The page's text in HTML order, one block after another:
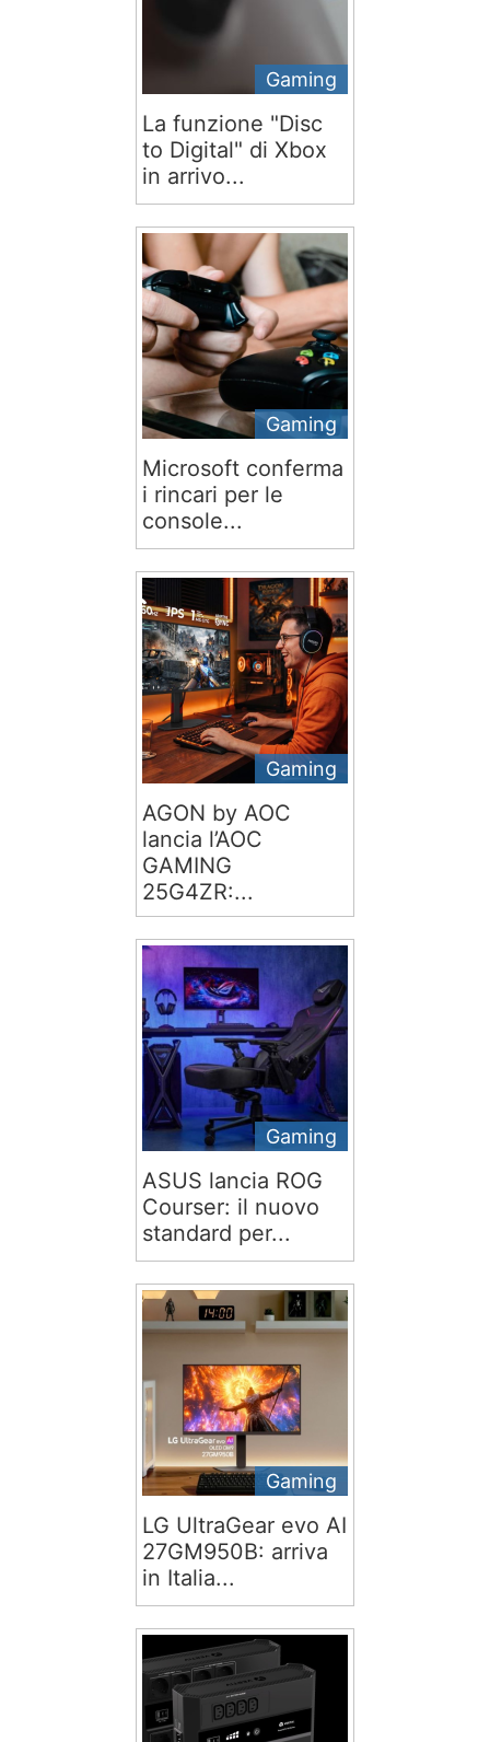
Gaming
La funzione "Disc
to Digital" di Xbox
in arrivo...
Gaming
Microsoft conferma
i rincari per le
console...
Gaming
AGON by AOC
lancia l’AOC
GAMING
25G4ZR:...
Gaming
ASUS lancia ROG
Courser: il nuovo
standard per...
Gaming
LG UltraGear evo AI
27GM950B: arriva
in Italia...